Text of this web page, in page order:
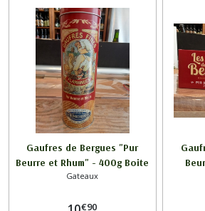
Gaufres de Bergues "Pur
Beurre et Rhum" - 400g Boite
Métal
Gateaux
€90